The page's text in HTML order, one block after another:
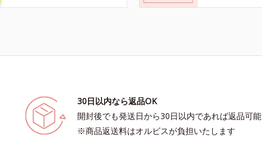
30日以内なら返品OK
開封後でも発送日から30日以内であれば返品可能
※商品返送料はオルビスが負担いたします